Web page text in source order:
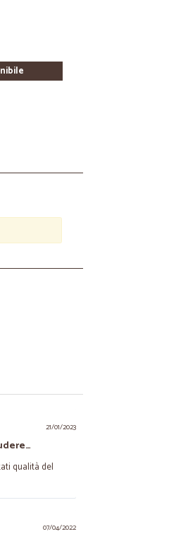
21/01/2023
qualità del
07/04/2022